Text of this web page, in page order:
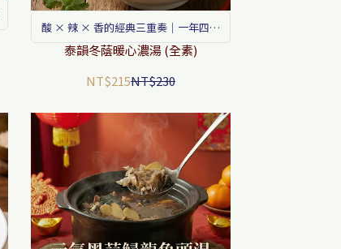
酸 × 辣 × 香的經典三重奏｜一年四季
都想喝的泰式濃湯
泰韻冬蔭暖心濃湯 (全素)
NT$215NT$230